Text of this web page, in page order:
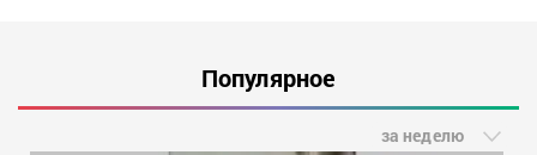
Популярное
за неделю